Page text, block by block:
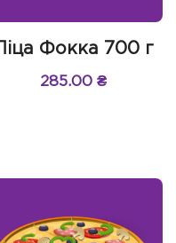
Піца Фокка 700 г
285.00₴